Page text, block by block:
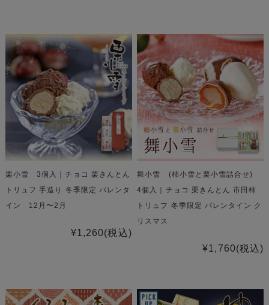
栗小雪 3個入｜チョコ 栗きんとん
トリュフ 手造り 冬季限定 バレンタ
イン 12月〜2月
¥1,260(税込)
舞小雪 (柿小雪と栗小雪詰合せ)
4個入｜チョコ 栗きんとん 市田柿
トリュフ 冬季限定 バレンタイン ク
リスマス
¥1,760(税込)